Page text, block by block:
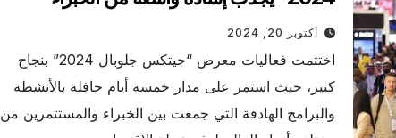
والمتخصصين
أكتوبر 20, 2024
اختتمت فعاليات معرض “جيتكس جلوبال 2024” بنجاح
كبير، حيث استمر على مدار خمسة أيام حافلة بالأنشطة
والبرامج الهادفة التي جمعت بين الخبراء والمستثمرين من